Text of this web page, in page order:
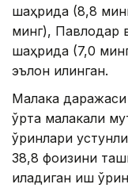
шаҳрида (8,8
минг), Павлодар
шаҳрида (7,0
эълон қилинган.
Малака
ўрта малакали
ўринлари
38,8 фоизини
қиладиган иш